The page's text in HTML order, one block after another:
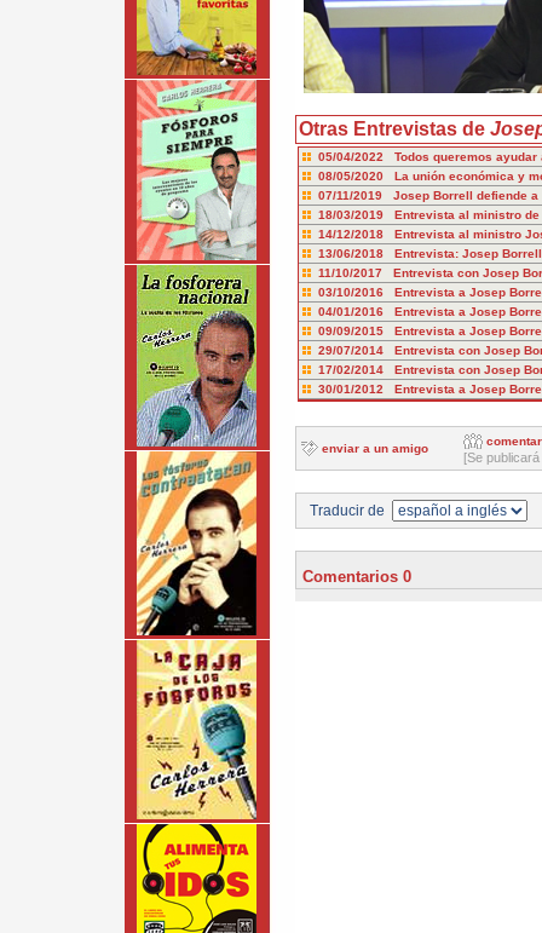
Otras Entrevistas de
05/04/2022 Todos queremos ayudar
08/05/2020 La unión económica y
07/11/2019 Josep Borrell defiende a
18/03/2019 Entrevista al ministro de
14/12/2018 Entrevista al ministro
13/06/2018 Entrevista: Josep Borrell
11/10/2017 Entrevista con Josep
03/10/2016 Entrevista a Josep
04/01/2016 Entrevista a Josep
09/09/2015 Entrevista a Josep
29/07/2014 Entrevista con Josep
17/02/2014 Entrevista con Josep
30/01/2012 Entrevista a Josep
enviar a un amigo
comentar
[Se
Traducir de
Comentarios 0